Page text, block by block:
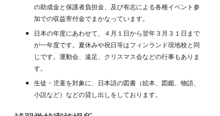
の助成金と保護者負担金、及び有志による各種イベント参
加での収益寄付金でまかなっています。
日本の年度にあわせて、４月１日から翌年３月３１日まで
が一年度です。夏休みや祝日等はフィンランド現地校と同
じです。運動会、遠足、クリスマス会などの行事もありま
す。
生徒・児童を対象に、日本語の図書（絵本、図鑑、物語、
小説など）などの貸し出しをしております。